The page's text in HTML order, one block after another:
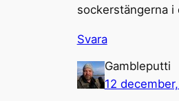
sockerstängerna i
Svara
Gambleputti
12 december,